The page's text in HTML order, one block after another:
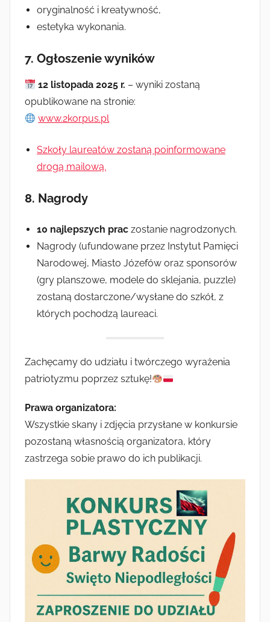
oryginalność i kreatywność,
estetyka wykonania.
7. Ogłoszenie wyników
12 listopada 2025 r. – wyniki zostaną
opublikowane na stronie:
www.2korpus.pl
Szkoły laureatów zostaną poinformowane
drogą mailową.
8. Nagrody
10 najlepszych prac zostanie nagrodzonych.
Nagrody (ufundowane przez Instytut Pamięci
Narodowej, Miasto Józefów oraz sponsorów
(gry planszowe, modele do sklejania, puzzle)
zostaną dostarczone/wysłane do szkół, z
których pochodzą laureaci.
Zachęcamy do udziału i twórczego wyrażenia
patriotyzmu poprzez sztukę!
Prawa organizatora:
Wszystkie skany i zdjęcia przysłane w konkursie
pozostaną własnością organizatora, który
zastrzega sobie prawo do ich publikacji.